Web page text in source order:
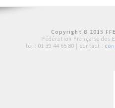
Copyright © 2015
Fédération Française des
tél : 01 39 44 65 80 | contact :